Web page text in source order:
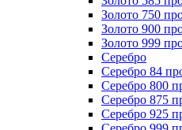
Золото 750
Золото 900
Золото 999
Серебро
Серебро 84
Серебро 800
Серебро 875
Серебро 925